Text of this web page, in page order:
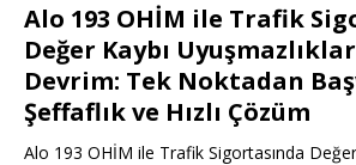
Alo 193 OHİM ile Trafik
Değer Kaybı
Devrim: Tek Noktadan
Şeffaflık ve Hızlı Çözüm
Alo 193 OHİM ile Trafik Sigortasında Değer